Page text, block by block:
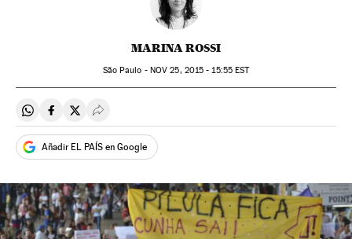
MARINA ROSSI
São Paulo - NOV 25, 2015 - 15:55EST
Compartir en Whatsapp
Compartir en Facebook
Compartir en Twitter
Desplegar Redes Sociales
Añadir EL PAÍS en Google